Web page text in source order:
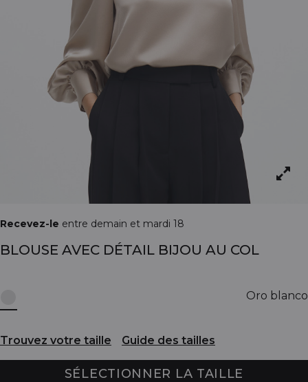
Recevez-le entre demain et mardi 18
BLOUSE AVEC DÉTAIL BIJOU AU COL
Oro blanco
Trouvez votre taille Guide des tailles
SÉLECTIONNER LA TAILLE